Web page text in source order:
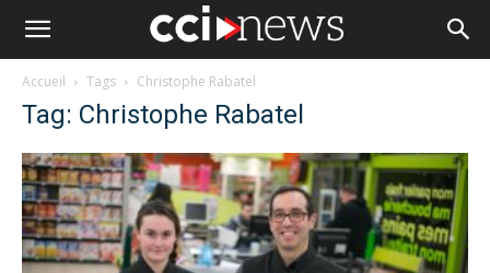
Accueil Tags Christophe Rabatel
Tag: Christophe Rabatel